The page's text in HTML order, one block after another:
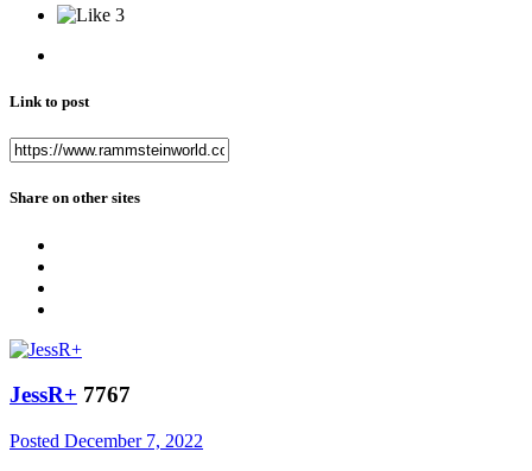
3
Link to post
Share on other sites
JessR+ 7767
Posted December 7, 2022